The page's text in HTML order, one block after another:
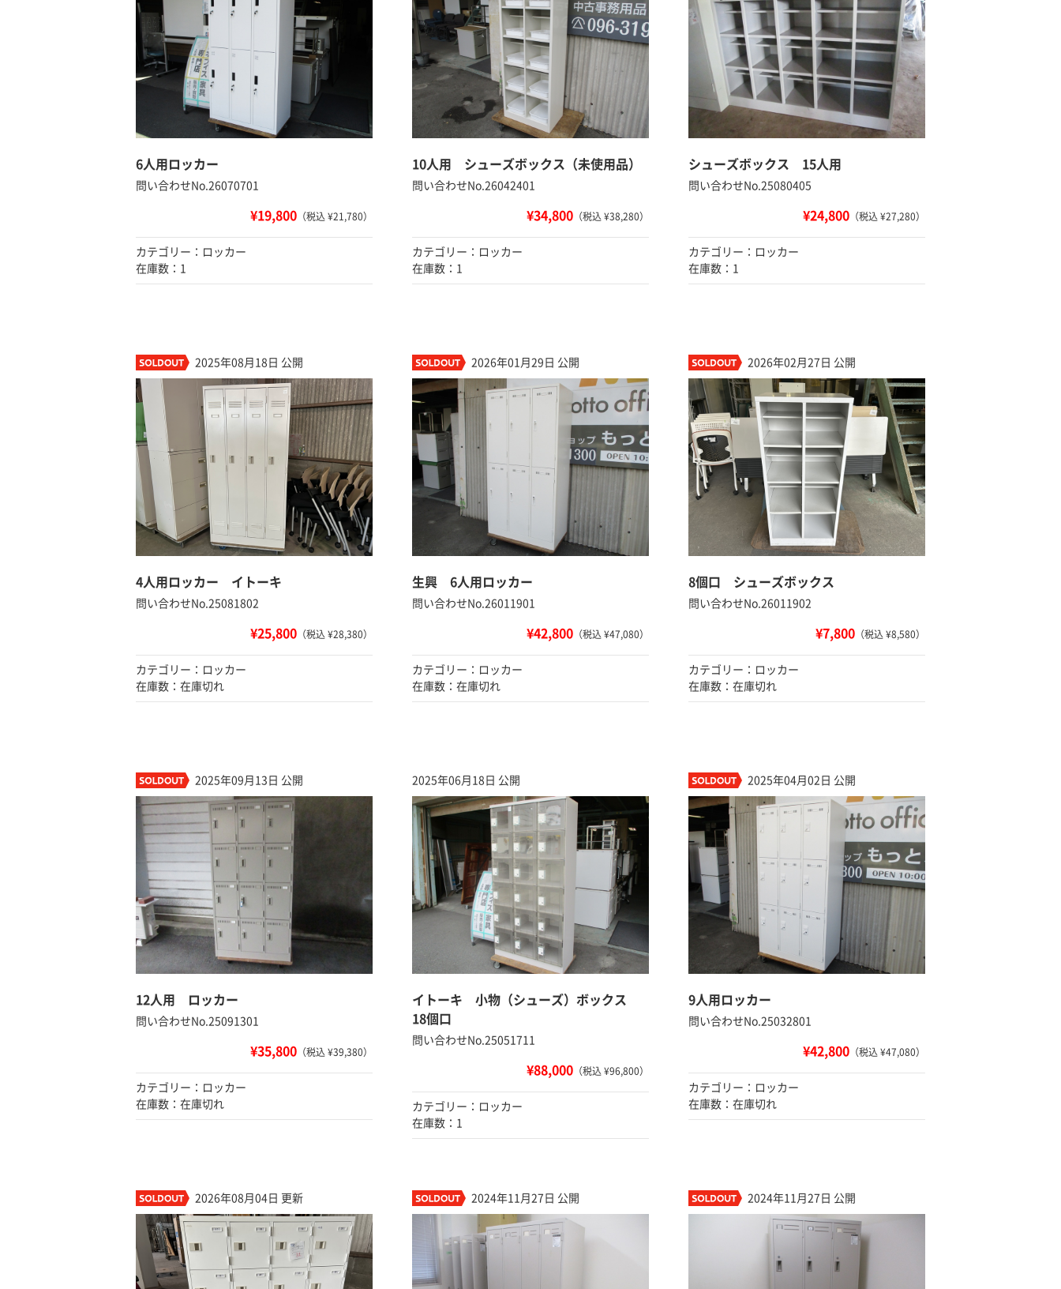
6人用ロッカー
問い合わせNo.26070701
¥19,800 （税込 ¥21,780）
カテゴリー：ロッカー
在庫数：1
10人用 シューズボックス（未使用品）
問い合わせNo.26042401
¥34,800 （税込 ¥38,280）
カテゴリー：ロッカー
在庫数：1
シューズボックス 15人用
問い合わせNo.25080405
¥24,800 （税込 ¥27,280）
カテゴリー：ロッカー
在庫数：1
2025年08月18日 公開
4人用ロッカー イトーキ
問い合わせNo.25081802
¥25,800 （税込 ¥28,380）
カテゴリー：ロッカー
在庫数：在庫切れ
2026年01月29日 公開
生興 6人用ロッカー
問い合わせNo.26011901
¥42,800 （税込 ¥47,080）
カテゴリー：ロッカー
在庫数：在庫切れ
2026年02月27日 公開
8個口 シューズボックス
問い合わせNo.26011902
¥7,800 （税込 ¥8,580）
カテゴリー：ロッカー
在庫数：在庫切れ
2025年09月13日 公開
12人用 ロッカー
問い合わせNo.25091301
¥35,800 （税込 ¥39,380）
カテゴリー：ロッカー
在庫数：在庫切れ
2025年06月18日 公開
イトーキ 小物（シューズ）ボックス
18個口
問い合わせNo.25051711
¥88,000 （税込 ¥96,800）
カテゴリー：ロッカー
在庫数：1
2025年04月02日 公開
9人用ロッカー
問い合わせNo.25032801
¥42,800 （税込 ¥47,080）
カテゴリー：ロッカー
在庫数：在庫切れ
2026年08月04日 更新 2024年11月27日 公開 2024年11月27日 公開